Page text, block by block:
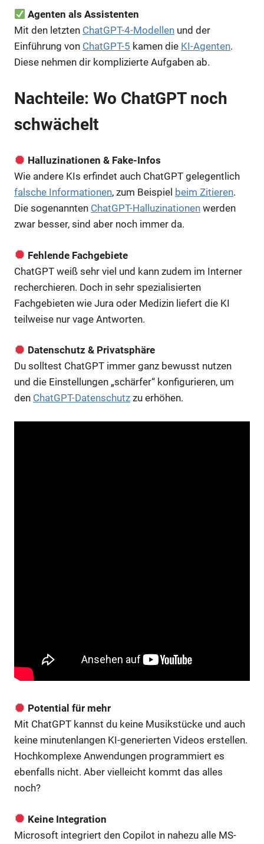
Agenten als Assistenten
Mit den letzten ChatGPT-4-Modellen und der
Einführung von ChatGPT-5 kamen die KI-Agenten.
Diese nehmen dir komplizierte Aufgaben ab.
Nachteile: Wo ChatGPT noch
schwächelt
Halluzinationen & Fake-Infos
Wie andere KIs erfindet auch ChatGPT gelegentlich
falsche Informationen, zum Beispiel beim Zitieren.
Die sogenannten ChatGPT-Halluzinationen werden
zwar besser, sind aber noch immer da.
Fehlende Fachgebiete
ChatGPT weiß sehr viel und kann zudem im Interner
recherchieren. Doch in sehr spezialisierten
Fachgebieten wie Jura oder Medizin liefert die KI
teilweise nur vage Antworten.
Datenschutz & Privatsphäre
Du solltest ChatGPT immer ganz bewusst nutzen
und die Einstellungen „schärfer“ konfigurieren, um
den ChatGPT-Datenschutz zu erhöhen.
Potential für mehr
Mit ChatGPT kannst du keine Musikstücke und auch
keine minutenlangen KI-generierten Videos erstellen.
Hochkomplexe Anwendungen programmiert es
ebenfalls nicht. Aber vielleicht kommt das alles
noch?
Keine Integration
Microsoft integriert den Copilot in nahezu alle MS-